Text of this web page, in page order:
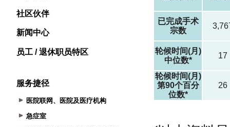
社区伙伴
新闻中心
员工 / 退休职员特区
服务捷径
医院联网、医院及医疗机构
急症室